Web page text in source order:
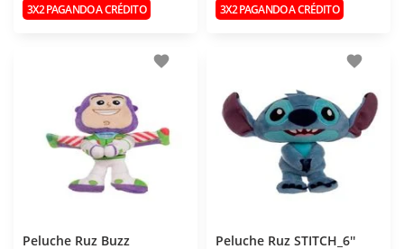
3X2 PAGANDO A CRÉDITO 3X2 PAGANDO A CRÉDITO
favorite
Peluche Ruz Buzz
favorite
Peluche Ruz STITCH_6''